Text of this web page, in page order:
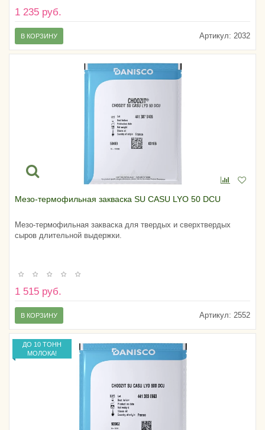
1 235 руб.
Артикул: 2032
В КОРЗИНУ
Мезо-термофильная закваска SU CASU LYO 50 DCU
Мезо-термофильная закваска для твердых и сверхтвердых
сыров длительной выдержки.
1 515 руб.
Артикул: 2552
В КОРЗИНУ
ДО 10 ТОНН
МОЛОКА!